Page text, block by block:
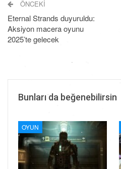
ÖNCEKI
Eternal Strands duyuruldu:
Aksiyon macera oyunu
2025’te gelecek
Bunları da beğenebilirsin
OYUN